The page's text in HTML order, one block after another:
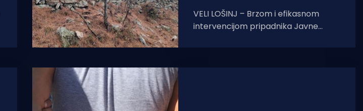
VELI LOŠINJ – Brzom i efikasnom
intervencijom pripadnika Javne
uspješno je ugašen šumski požar koji